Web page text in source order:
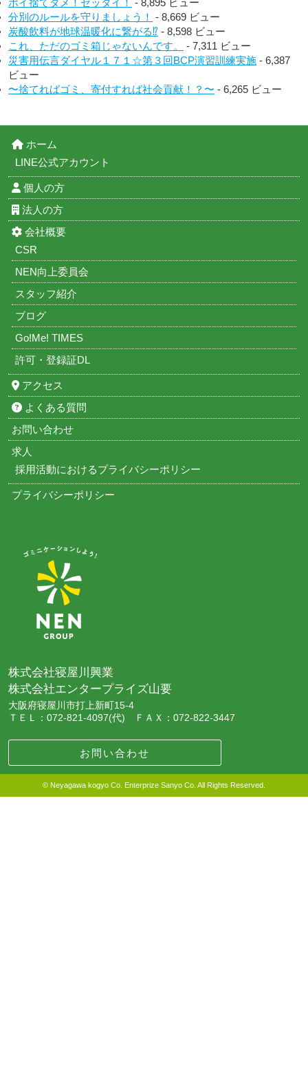
ポイ捨てダメ！ゼッタイ！ - 8,895 ビュー
分別のルールを守りましょう！ - 8,669 ビュー
炭酸飲料が地球温暖化に繋がる⁉︎ - 8,598 ビュー
これ、ただのゴミ箱じゃないんです。
- 7,311 ビュー
災害用伝言ダイヤル１７１☆第３回BCP演習訓練実施 - 6,387
ビュー
〜捨てればゴミ、寄付すれば社会貢献！？〜 - 6,265 ビュー
株式会社寝屋川興業
株式会社エンタープライズ山要
大阪府寝屋川市打上新町15-4
ＴＥＬ：072-821-4097(代) ＦＡＸ：072-822-3447
お問い合わせ
ホーム
LINE公式アカウント
個人の方
法人の方
会社概要
CSR
NEN向上委員会
スタッフ紹介
ブログ
Go!Me! TIMES
許可・登録証DL
アクセス
よくある質問
お問い合わせ
求人
採用活動におけるプライバシーポリシー
プライバシーポリシー
© Neyagawa kogyo Co. Enterprize Sanyo Co. All Rights Reserved.